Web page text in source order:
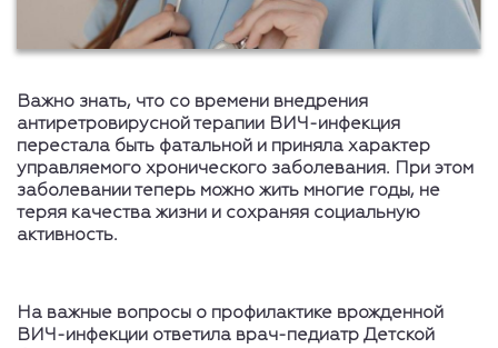
Важно знать, что со времени внедрения
антиретровирусной терапии ВИЧ-инфекция
перестала быть фатальной и приняла характер
управляемого хронического заболевания. При этом
заболевании теперь можно жить многие годы, не
теряя качества жизни и сохраняя социальную
активность.
На важные вопросы о профилактике врожденной
ВИЧ-инфекции ответила врач-педиатр Детской